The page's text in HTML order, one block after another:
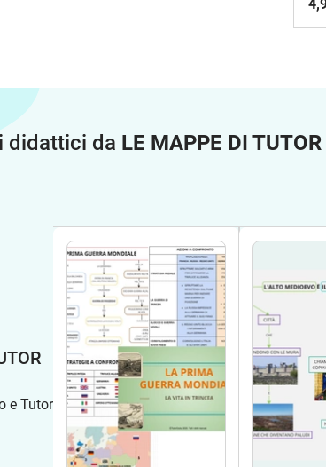
didattici da LE MAPPE DI
e Tutor